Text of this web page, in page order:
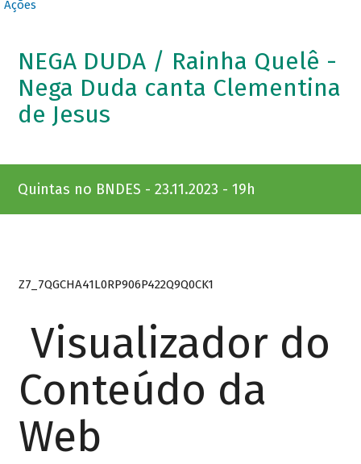
Ações
NEGA DUDA / Rainha Quelê -
Nega Duda canta Clementina
de Jesus
Quintas no BNDES - 23.11.2023 - 19h
Z7_7QGCHA41L0RP906P422Q9Q0CK1
Visualizador do
Conteúdo da
Web